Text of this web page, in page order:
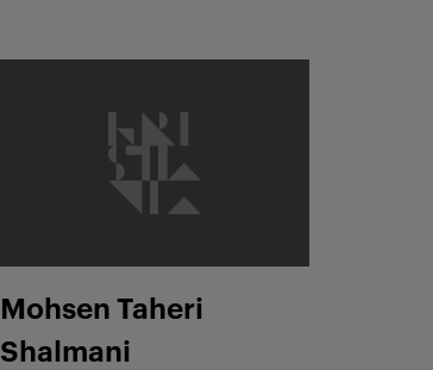
Mohsen Taheri
Shalmani